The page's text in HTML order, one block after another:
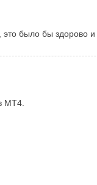
было бы здорово
MT4.